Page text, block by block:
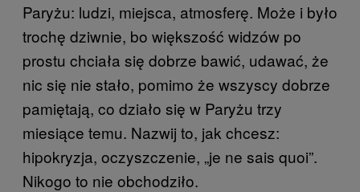
Paryżu: ludzi, miejsca, atmosferę. Może i było
trochę dziwnie, bo większość widzów po
prostu chciała się dobrze bawić, udawać, że
nic się nie stało, pomimo że wszyscy dobrze
pamiętają, co działo się w Paryżu trzy
miesiące temu. Nazwij to, jak chcesz:
hipokryzja, oczyszczenie, „je ne sais quoi”.
Nikogo to nie obchodziło.